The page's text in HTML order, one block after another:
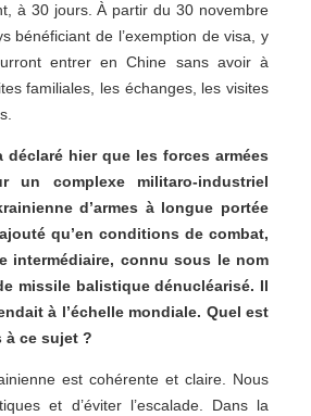
à 30 jours. À partir du 30 novembre
bénéficiant de l’exemption de visa, y
entrer en Chine sans avoir à
familiales, les échanges, les visites
hier que les forces armées
un complexe militaro-industriel
d’armes à longue portée
qu’en conditions de combat,
intermédiaire, connu sous le nom
missile balistique dénucléarisé. Il
à l’échelle mondiale. Quel est
à ce sujet ?
est cohérente et claire. Nous
et d’éviter l’escalade. Dans la